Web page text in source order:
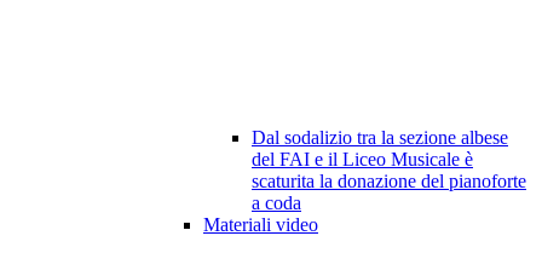
Dal sodalizio tra la sezione albese
del FAI e il Liceo Musicale è
scaturita la donazione del pianoforte
a coda
Materiali video